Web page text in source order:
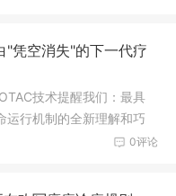
"凭空消失"的下一代疗
技术提醒我们：最具
运行机制的全新理解和巧
疾病带来新的希望。
0评论